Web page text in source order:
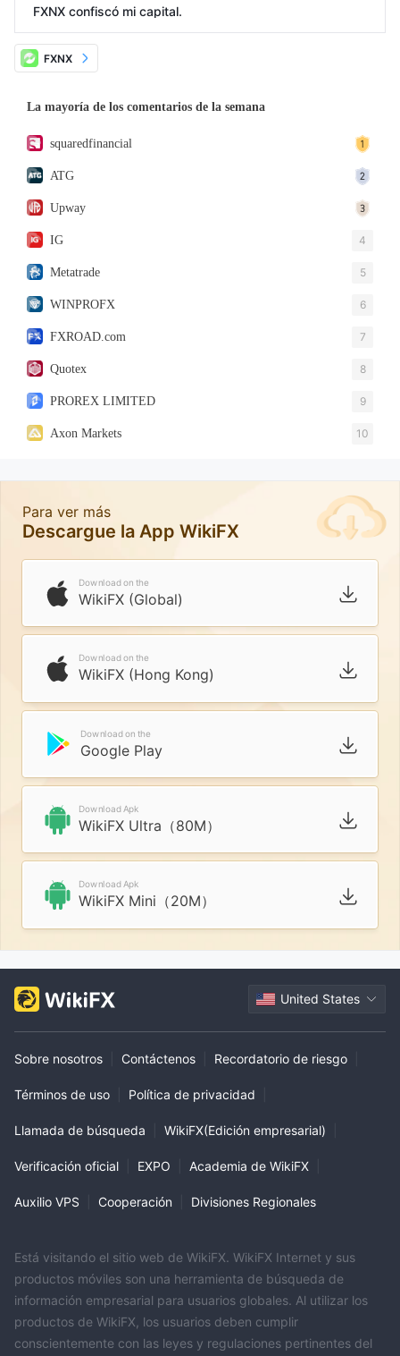
FXNX confiscó mi capital.
FXNX
La mayoría de los comentarios de la semana
squaredfinancial
ATG
Upway
IG 4
Metatrade 5
WINPROFX 6
FXROAD.com 7
Quotex 8
PROREX LIMITED 9
Axon Markets 10
Para ver más
Descargue la App WikiFX
Download on the
WikiFX (Global)
Download on the
WikiFX (Hong Kong)
Download on the
Google Play
Download Apk
WikiFX Ultra（80M）
Download Apk
WikiFX Mini（20M）
United States
Sobre nosotros Contáctenos Recordatorio de riesgo
Términos de uso Política de privacidad
Llamada de búsqueda WikiFX(Edición empresarial)
Verificación oficial EXPO Academia de WikiFX
Auxilio VPS Cooperación Divisiones Regionales
Está visitando el sitio web de WikiFX. WikiFX Internet y sus
productos móviles son una herramienta de búsqueda de
información empresarial para usuarios globales. Al utilizar los
productos de WikiFX, los usuarios deben cumplir
conscientemente con las leyes y regulaciones pertinentes del